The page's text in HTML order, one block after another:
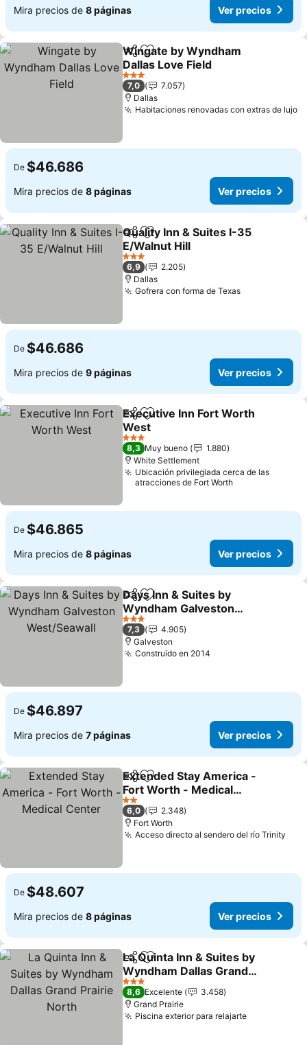
Mira precios de 8 páginas Ver precios
CompartirAgregar a favoritos
Wingate by Wyndham
Dallas Love Field
Ver precios
3 Estrellas
7,0
7.057
Dallas
Habitaciones renovadas con extras de lujo
De $46.686
Mira precios de 8 páginas Ver precios
CompartirAgregar a favoritos
Quality Inn & Suites I-35
E/Walnut Hill
Ver precios
3 Estrellas
6,9
2.205
Dallas
Gofrera con forma de TexasVer precios
De $46.686
Mira precios de 9 páginas Ver precios
CompartirAgregar a favoritos
Executive Inn Fort Worth
West
Ver precios
3 Estrellas
8,3 Muy bueno
1.880
White Settlement
Ubicación privilegiada cerca de las
atracciones de Fort Worth
De $46.865
Mira precios de 8 páginas Ver precios
CompartirAgregar a favoritos
Days Inn & Suites by
Wyndham Galveston
West/Seawall
Ver precios
3 Estrellas
7,3
4.905
Galveston
Construido en 2014
De $46.897
Mira precios de 7 páginas Ver precios
CompartirAgregar a favoritos
Extended Stay America -
Fort Worth - Medical
Center
Ver precios
2 Estrellas
6,0
2.348
Fort Worth
Acceso directo al sendero del río Trinity
De $48.607
Mira precios de 8 páginas Ver precios
CompartirAgregar a favoritos
La Quinta Inn & Suites by
Wyndham Dallas Grand
Prairie North
Ver precios
3 Estrellas
8,6 Excelente
3.458
Grand Prairie
Piscina exterior para relajarteVer precios